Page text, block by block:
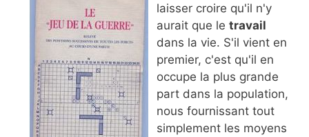
laisser croire qu'il n'y
aurait que le travail
dans la vie. S'il vient en
premier, c'est qu'il en
occupe la plus grande
part dans la population,
nous fournissant tout
simplement les moyens